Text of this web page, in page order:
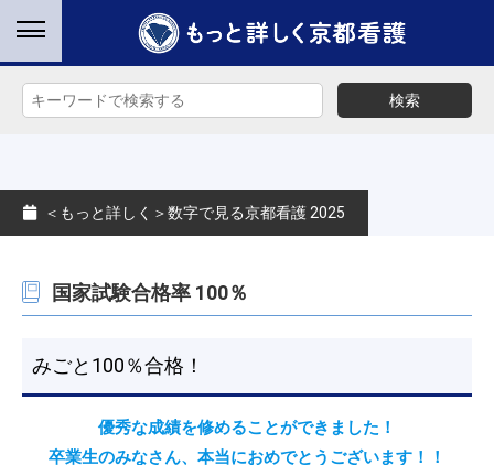
検索
＜もっと詳しく＞数字で見る京都看護 2025
国家試験合格率 100％
みごと100％合格！
優秀な成績を修めることができました！
卒業生のみなさん、本当におめでとうございます！！